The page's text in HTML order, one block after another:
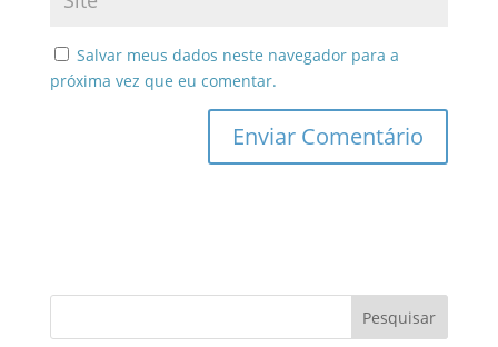
Salvar meus dados neste navegador para a
próxima vez que eu comentar.